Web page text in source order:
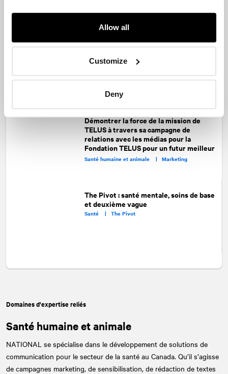
Allow all
Customize
Deny
The Pivot : le rôle croissant de la
pharmacie dans la vie des Canadiens
Santé |The Pivot
Démontrer la force de la mission de
TELUS à travers sa campagne de
relations avec les médias pour la
Fondation TELUS pour un futur meilleur
Santé humaine et animale |Marketing
The Pivot : santé mentale, soins de base
et deuxième vague
Santé | The Pivot
Domaines d'expertise reliés
Santé humaine et animale
NATIONAL se spécialise dans le développement de solutions de
communication pour le secteur de la santé au Canada. Qu’il s’agisse
de campagnes marketing, de sensibilisation, de rédaction de textes